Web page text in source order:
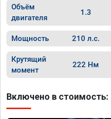
Объём
двигателя
1.3
Мощность 210 л.с.
Крутящий
момент
222 Нм
Включено в стоимость: